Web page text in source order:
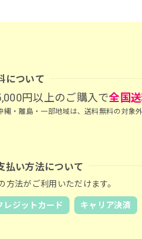
について
円以上のご購入で全国
縄・離島・一部地域は、送料無料の対象
払い方法について
方法がご利用いただけます。
レジットカード キャリア決済